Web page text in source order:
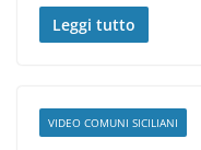
Leggi tutto
VIDEO COMUNI SICILIANI